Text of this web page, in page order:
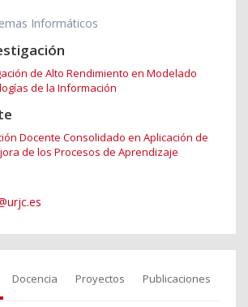
Informáticos
de Alto Rendimiento en Modelado
de la Información
Docente Consolidado en Aplicación de
de los Procesos de Aprendizaje
Docencia Proyectos Publicaciones